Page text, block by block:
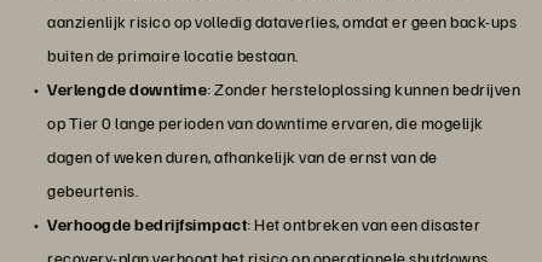
aanzienlijk risico op volledig dataverlies, omdat er geen back-ups
buiten de primaire locatie bestaan.
Verlengde downtime: Zonder hersteloplossing kunnen bedrijven
op Tier 0 lange perioden van downtime ervaren, die mogelijk
dagen of weken duren, afhankelijk van de ernst van de
gebeurtenis.
Verhoogde bedrijfsimpact: Het ontbreken van een disaster